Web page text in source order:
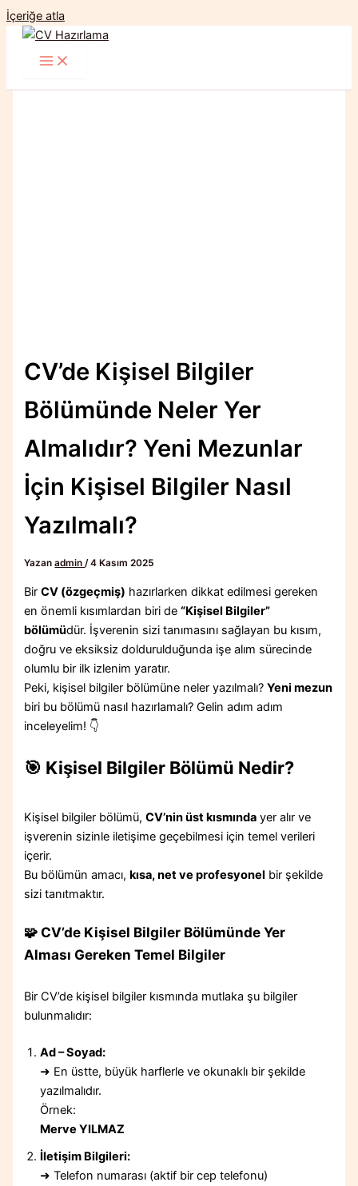
İçeriğe atla
CV’de Kişisel Bilgiler
Bölümünde Neler Yer
Almalıdır? Yeni Mezunlar
İçin Kişisel Bilgiler Nasıl
Yazılmalı?
Yazan admin/4 Kasım 2025
BirCV (özgeçmiş) hazırlarken dikkat edilmesi gereken
en önemli kısımlardan biri de“Kişisel Bilgiler”
bölümüdür. İşverenin sizi tanımasını sağlayan bu kısım,
doğru ve eksiksiz doldurulduğunda işe alım sürecinde
olumlu bir ilk izlenim yaratır.
Peki, kişisel bilgiler bölümüne neler yazılmalı?Yeni mezun
biri bu bölümü nasıl hazırlamalı? Gelin adım adım
inceleyelim! 👇
🎯 Kişisel Bilgiler Bölümü Nedir?
Kişisel bilgiler bölümü,CV’nin üst kısmında yer alır ve
işverenin sizinle iletişime geçebilmesi için temel verileri
içerir.
Bu bölümün amacı, kısa, net ve profesyonel bir şekilde
sizi tanıtmaktır.
🧩 CV’de Kişisel Bilgiler Bölümünde Yer
Alması Gereken Temel Bilgiler
Bir CV’de kişisel bilgiler kısmında mutlaka şu bilgiler
bulunmalıdır:
Ad – Soyad:
➜ En üstte, büyük harflerle ve okunaklı bir şekilde
yazılmalıdır.
Örnek:
Merve YILMAZ
İletişim Bilgileri:
➜ Telefon numarası (aktif bir cep telefonu)